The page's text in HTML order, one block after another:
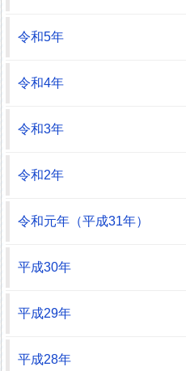
令和5年
令和4年
令和3年
令和2年
令和元年（平成31年）
平成30年
平成29年
平成28年